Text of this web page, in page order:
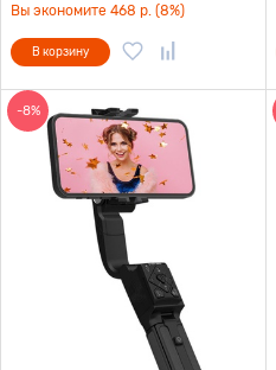
Вы экономите 468 р. (8%)
В корзину
-8%